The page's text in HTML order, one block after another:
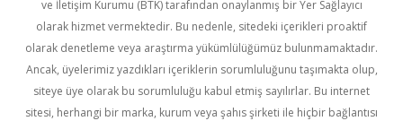
ve İletişim Kurumu (BTK) tarafından onaylanmış bir Yer Sağlayıcı
olarak hizmet vermektedir. Bu nedenle, sitedeki içerikleri proaktif
olarak denetleme veya araştırma yükümlülüğümüz bulunmamaktadır.
Ancak, üyelerimiz yazdıkları içeriklerin sorumluluğunu taşımakta olup,
siteye üye olarak bu sorumluluğu kabul etmiş sayılırlar. Bu internet
sitesi, herhangi bir marka, kurum veya şahıs şirketi ile hiçbir bağlantısı